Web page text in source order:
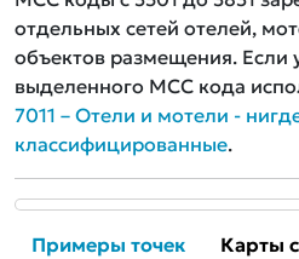
отдельных сетей отелей,
объектов размещения. Если
выделенного MCC кода
7011 – Отели и мотели -
классифицированные.
Примеры точек Карты